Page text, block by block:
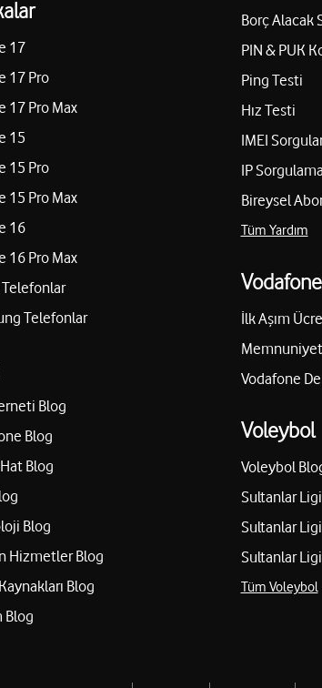
17
17 Pro
17 Pro Max
15
15 Pro
15 Pro Max
16
16 Pro Max
Telefonlar
Blog
Blog
Blog
Blog
Hizmetler Blog
Blog
Blog
Borç Alacak
PIN & PUK
Ping Testi
Hız Testi
IMEI
IP Sorgulama
Bireysel
Tüm Yardım
İlk Aşım
Vodafone
Voleybol
Voleybol
Sultanlar
Sultanlar
Sultanlar
Tüm Voleybol